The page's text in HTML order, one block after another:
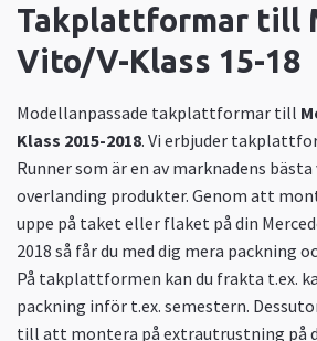
Takplattformar till
Vito/V-Klass 15-18
Modellanpassade takplattformar till
Klass 2015-2018. Vi erbjuder
Runner som är en av marknadens
overlanding produkter. Genom att
uppe på taket eller flaket på din
2018 så får du med dig mera packning
På takplattformen kan du frakta t.ex.
packning inför t.ex. semestern.
till att montera på extrautrustning på